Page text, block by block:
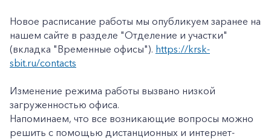
Новое расписание работы мы опубликуем заранее на
нашем сайте в разделе "Отделение и участки"
(вкладка "Временные офисы"). https://krsk-
sbit.ru/contacts
Изменение режима работы вызвано низкой
загруженностью офиса.
Напоминаем, что все возникающие вопросы можно
решить с помощью дистанционных и интернет-